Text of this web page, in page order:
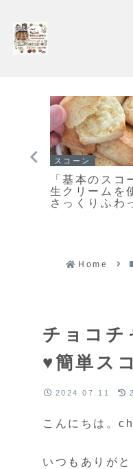
イチ押し！！
「くまのキャ
ナッツクッキ
ャラメルナッ
Home
チョコチ
♥簡単ス
2024.07.11
こんにちは。
いつもありが